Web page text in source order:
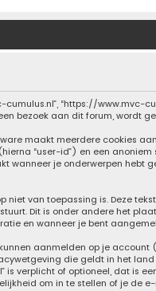
“https://www.mvc-
een bezoek aan dit forum, wordt
maakt meerdere cookies
“user-id”) en een anoniem
je onderwerpen hebt
van toepassing is. Deze
Dit is onder andere het
en wanneer je bent
aanmelden op je account
die geldt in het
verplicht of optioneel, dat is
om in te stellen of je de